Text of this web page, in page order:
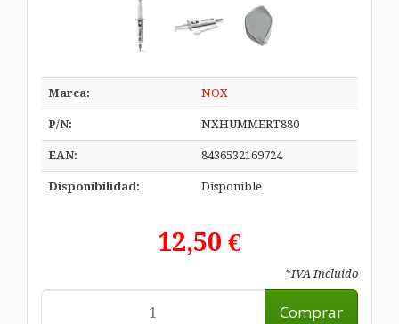
Marca: NOX
P/N: NXHUMMERT880
EAN: 8436532169724
Disponibilidad: Disponible
12,50 €
*IVA Incluido
Comprar